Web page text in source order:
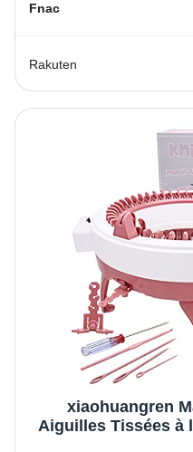
Fnac
Rakuten
xiaohuangren
Aiguilles Tissées à